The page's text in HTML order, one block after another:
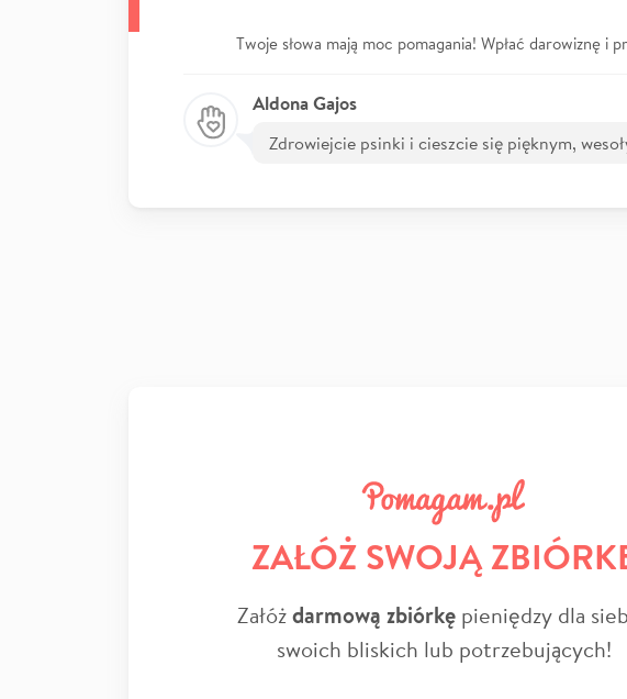
Twoje słowa mają moc pomagania! Wpłać darowiznę i
Aldona Gajos
Zdrowiejcie psinki i cieszcie się pięknym,
ZAŁÓŻ SWOJĄ
Załóżdarmową zbiórkępieniędzy dla
swoich bliskich lub potrzebujących!